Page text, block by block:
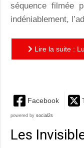
séquence filmée
indéniablement,
Lire la suite :
Facebook
powered by social2s
Les